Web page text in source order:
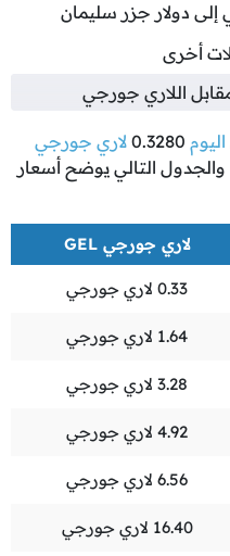
دولار جزر سليمان
أخرى
اللاري جورجي
اليوم 0.3280 لاري جورجي
والجدول التالي يوضح أسعار
لاري جورجي GEL
0.33 لاري جورجي
1.64 لاري جورجي
3.28 لاري جورجي
4.92 لاري جورجي
6.56 لاري جورجي
16.40 لاري جورجي